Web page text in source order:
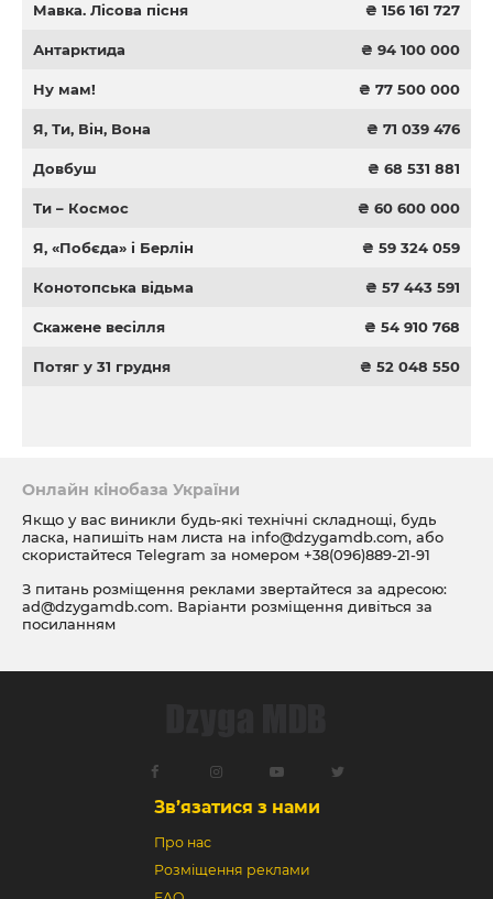
Мавка. Лісова пісня ₴ 156 161 727
Антарктида ₴ 94 100 000
Ну мам! ₴ 77 500 000
Я, Ти, Він, Вона ₴ 71 039 476
Довбуш ₴ 68 531 881
Ти – Космос ₴ 60 600 000
Я, «Побєда» і Берлін ₴ 59 324 059
Конотопська відьма ₴ 57 443 591
Скажене весілля ₴ 54 910 768
Потяг у 31 грудня ₴ 52 048 550
Онлайн кінобаза України
Якщо у вас виникли будь-які технічні складнощі, будь
ласка, напишіть нам листа на info@dzygamdb.com, або
скористайтеся Telegram за номером +38(096)889-21-91
З питань розміщення реклами звертайтеся за адресою:
ad@dzygamdb.com. Варіанти розміщення дивіться за
посиланням
Зв’язатися з нами
Про нас
Розміщення реклами